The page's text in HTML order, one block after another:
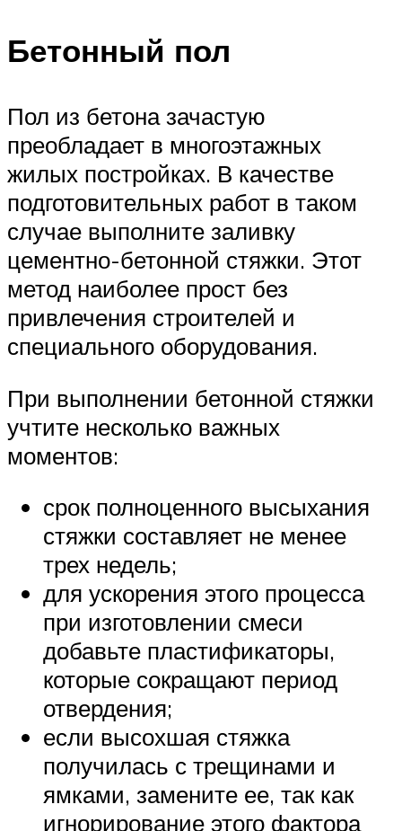
Бетонный пол
Пол из бетона зачастую
преобладает в многоэтажных
жилых постройках. В качестве
подготовительных работ в таком
случае выполните заливку
цементно-бетонной стяжки. Этот
метод наиболее прост без
привлечения строителей и
специального оборудования.
При выполнении бетонной стяжки
учтите несколько важных
моментов:
срок полноценного высыхания
стяжки составляет не менее
трех недель;
для ускорения этого процесса
при изготовлении смеси
добавьте пластификаторы,
которые сокращают период
отвердения;
если высохшая стяжка
получилась с трещинами и
ямками, замените ее, так как
игнорирование этого фактора